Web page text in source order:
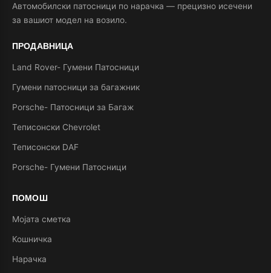
Автомобилски патосници по нарачка — прецизно исечени
за вашиот модел на возило.
ПРОДАВНИЦА
Land Rover- Гумени Патосници
Гумени патосници за багажник
Porsche- Патосници за Багаж
Теписонски Chevrolet
Теписонски DAF
Porsche- Гумени Патосници
ПОМОШ
Мојата сметка
Кошничка
Нарачка